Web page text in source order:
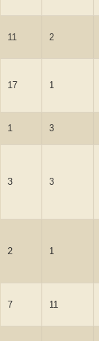
11 2
17 1
1 3
3 3
2 1
7 11